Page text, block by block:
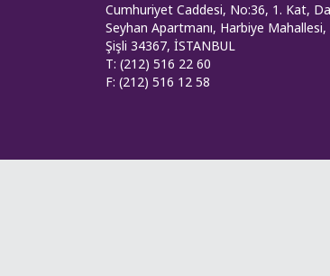
Cumhuriyet Caddesi, No:36, 1. Kat,
Seyhan Apartmanı, Harbiye Mahallesi,
Şişli 34367, İSTANBUL
T: (212) 516 22 60
F: (212) 516 12 58